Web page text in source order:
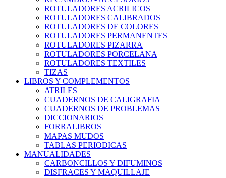
ROTULADORES ACRILICOS
ROTULADORES CALIBRADOS
ROTULADORES DE COLORES
ROTULADORES PERMANENTES
ROTULADORES PIZARRA
ROTULADORES PORCELANA
ROTULADORES TEXTILES
TIZAS
LIBROS Y COMPLEMENTOS
ATRILES
CUADERNOS DE CALIGRAFIA
CUADERNOS DE PROBLEMAS
DICCIONARIOS
FORRALIBROS
MAPAS MUDOS
TABLAS PERIODICAS
MANUALIDADES
CARBONCILLOS Y DIFUMINOS
DISFRACES Y MAQUILLAJE